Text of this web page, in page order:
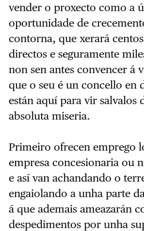
vender o proxecto como a
oportunidade de
contorna, que xerará
directos e seguramente
non sen antes convencer á
que o seu é un concello en
están aquí para vir salvalos
absoluta miseria.
Primeiro ofrecen emprego
empresa concesionaria ou
e así van achandando o
engaiolando a unha parte
á que ademais ameazarán
despedimentos por unha